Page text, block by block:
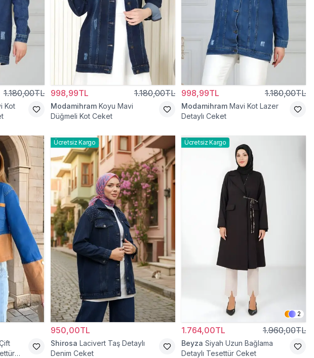
1.180,00TL
Kot
998,99TL 1.180,00TL
Modamihram Koyu Mavi
Düğmeli Kot Ceket
998,99TL 1.180,00TL
Modamihram Mavi Kot Lazer
Detaylı Ceket
Ücretsiz Kargo
950,00TL
Shirosa Lacivert Taş Detaylı
Denim Ceket
Ücretsiz Kargo
2
1.764,00TL 1.960,00TL
Beyza Siyah Uzun Bağlama
Detaylı Tesettür Ceket